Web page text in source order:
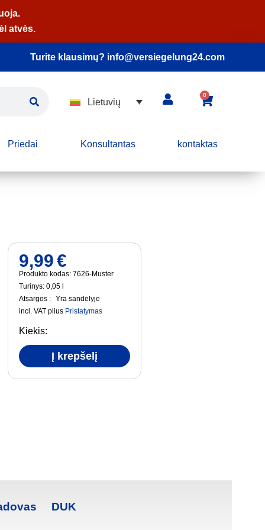
atvės.
Turite klausimų? info@versiegelung24.com
Lietuvių
0
Priedai Konsultantas kontaktas
9,99€
Produkto kodas: 7626-Muster
Turinys: 0,05
Atsargos : Yra sandėlyje
incl. VAT plius Pristatymas
Kiekis:
Į krepšelį
DUK